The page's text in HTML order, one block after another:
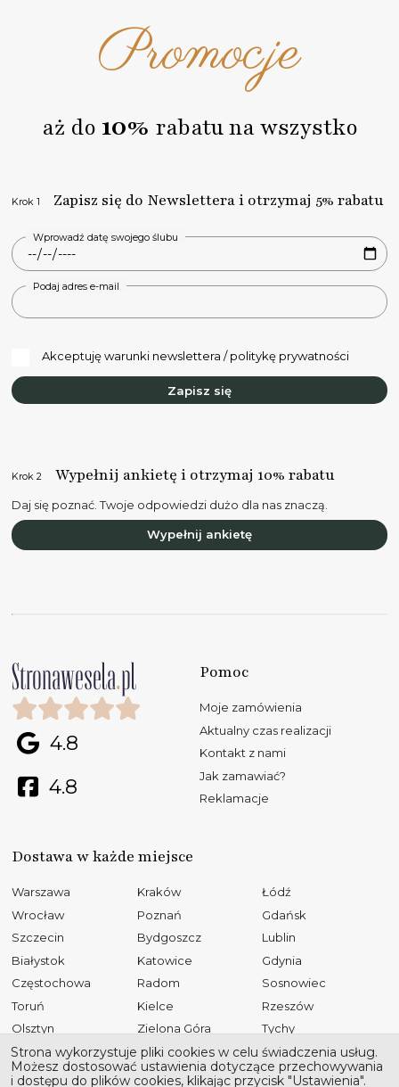
Promocje
aż do 10% rabatu na wszystko
Krok 1 Zapisz się do Newslettera i otrzymaj 5% rabatu
Wprowadź datę swojego ślubu
Podaj adres e-mail
Akceptuję warunki newslettera / politykę prywatności
Zapisz się
Krok 2 Wypełnij ankietę i otrzymaj 10% rabatu
Daj się poznać. Twoje odpowiedzi dużo dla nas znaczą.
Wypełnij ankietę
4.8
4.8
Pomoc
Moje zamówienia
Aktualny czas realizacji
Kontakt z nami
Jak zamawiać?
Reklamacje
Dostawa w każde miejsce
Warszawa Kraków
Łódź
Wrocław
Poznań
Gdańsk
Szczecin
Bydgoszcz
Lublin
Białystok
Katowice
Gdynia
Częstochowa
Radom
Sosnowiec
Toruń
Kielce
Rzeszów
Olsztyn
Zielona Góra
Tychy
Opole
Gliwice
Płock
Bielsko-Biała
Elbląg Ruda Śląska
Strona wykorzystuje pliki cookies w celu świadczenia usług.
Możesz dostosować ustawienia dotyczące przechowywania
i dostępu do plików cookies, klikając przycisk "Ustawienia".